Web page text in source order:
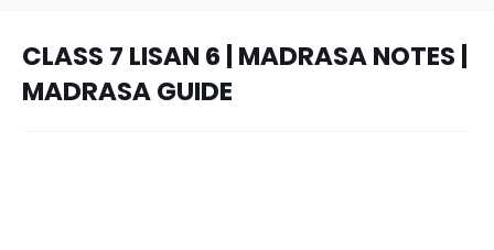
CLASS 7 LISAN 6 | MADRASA NOTES |
MADRASA GUIDE